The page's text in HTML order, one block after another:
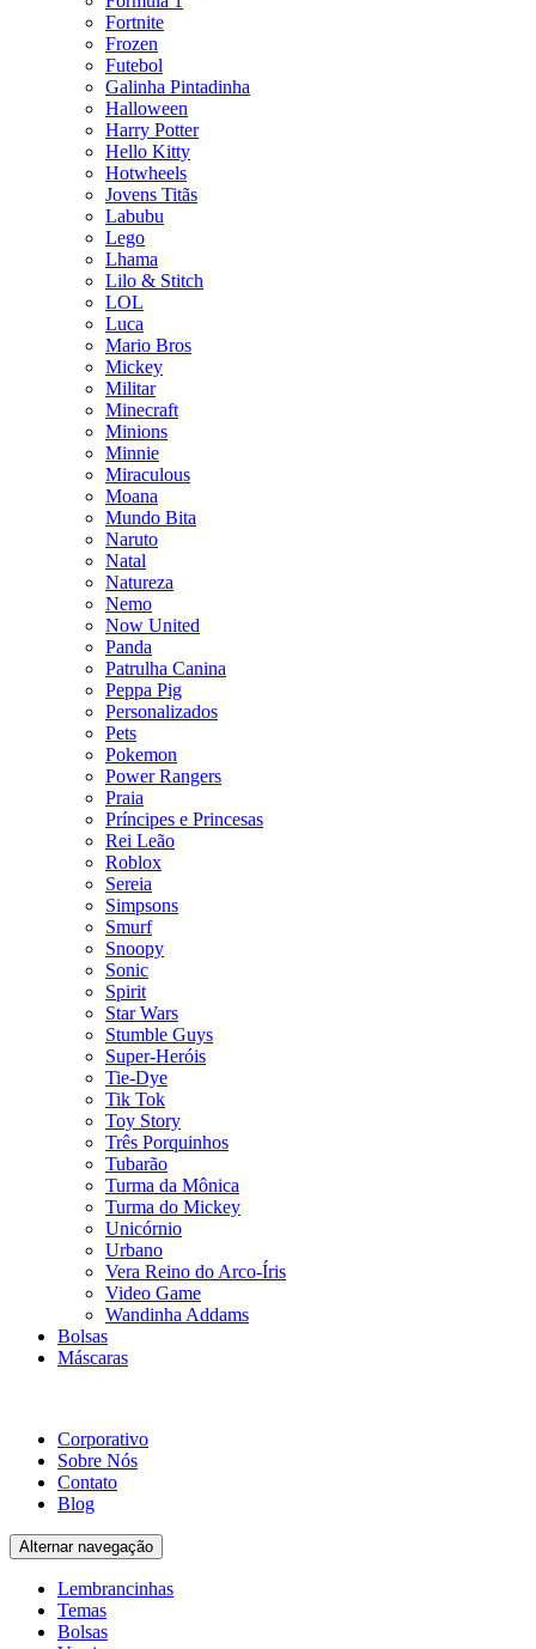
Fortnite
Frozen
Futebol
Galinha Pintadinha
Halloween
Harry Potter
Hello Kitty
Hotwheels
Jovens Titãs
Labubu
Lego
Lhama
Lilo & Stitch
LOL
Luca
Mario Bros
Mickey
Militar
Minecraft
Minions
Minnie
Miraculous
Moana
Mundo Bita
Naruto
Natal
Natureza
Nemo
Now United
Panda
Patrulha Canina
Peppa Pig
Personalizados
Pets
Pokemon
Power Rangers
Praia
Príncipes e Princesas
Rei Leão
Roblox
Sereia
Simpsons
Smurf
Snoopy
Sonic
Spirit
Star Wars
Stumble Guys
Super-Heróis
Tie-Dye
Tik Tok
Toy Story
Três Porquinhos
Tubarão
Turma da Mônica
Turma do Mickey
Unicórnio
Urbano
Vera Reino do Arco-Íris
Video Game
Wandinha Addams
Bolsas
Máscaras
Corporativo
Sobre Nós
Contato
Blog
Alternar navegação
Lembrancinhas
Temas
Bolsas